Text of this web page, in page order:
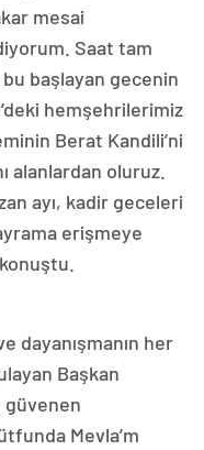
mesai
Saat tam
başlayan gecenin
hemşehrilerimiz
Berat Kandili’ni
alanlardan oluruz.
ayı, kadir geceleri
erişmeye
dayanışmanın her
Başkan
güvenen
Mevla’m